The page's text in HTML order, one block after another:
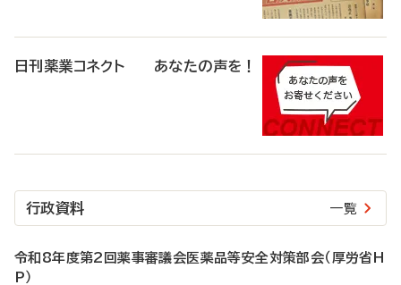
日刊薬業コネクト あなたの声を！
行政資料 一覧
令和8年度第2回薬事審議会医薬品等安全対策部会（厚労省H
P）